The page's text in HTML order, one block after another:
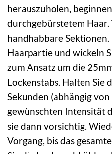
herauszuholen,
durchgebürstetem Haar.
handhabbare Sektionen.
Haarpartie und wickeln
zum Ansatz um die
Lockenstabs. Halten Sie
Sekunden (abhängig
gewünschten Intensität
sie dann vorsichtig.
Vorgang, bis das